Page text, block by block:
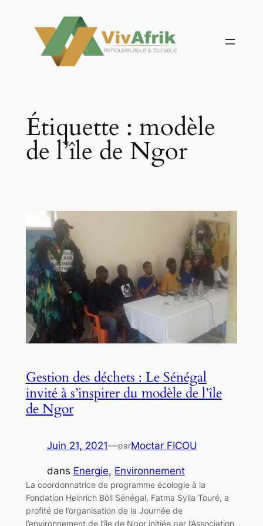
contenu
Étiquette : modèle
de l’île de Ngor
Gestion des déchets : Le Sénégal
invité à s’inspirer du modèle de l’île
de Ngor
Juin 21, 2021—parMoctar FICOU
dans Energie, Environnement
La coordonnatrice de programme écologie à la
Fondation Heinrich Böll Sénégal, Fatma Sylla Touré, a
profité de l’organisation de la Journée de
l’environnement de l’île de Ngor initiée par l’Association